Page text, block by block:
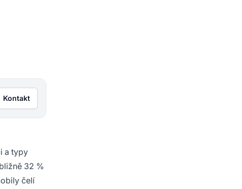
Kontakt
a typy
32 %
čelí